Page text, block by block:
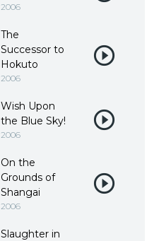
2006
The
Successor to
Hokuto
2006
Wish Upon
the Blue Sky!
2006
On the
Grounds of
Shangai
2006
Slaughter in